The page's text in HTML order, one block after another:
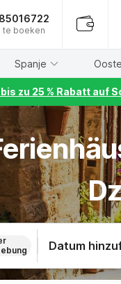
te boeken
Spanje
zu 25 % Rabatt auf
Datum